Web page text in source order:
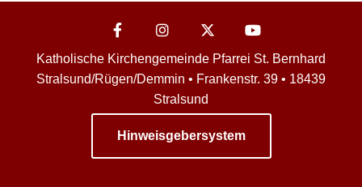
Katholische Kirchengemeinde Pfarrei St. Bernhard
Stralsund/Rügen/Demmin • Frankenstr. 39 • 18439
Stralsund
Hinweisgebersystem